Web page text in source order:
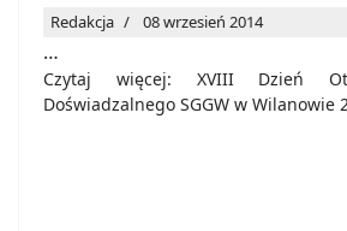
Redakcja 08 wrzesień 2014
…
Czytaj więcej: XVIII Dzień
Doświadzalnego SGGW w Wilanowie